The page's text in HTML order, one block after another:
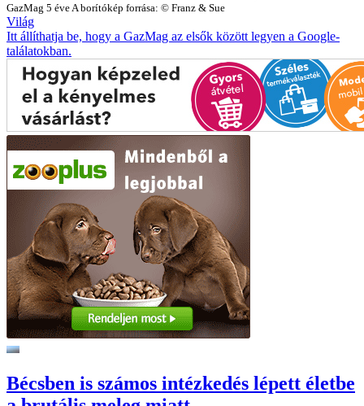
GazMag 5 éve A borítókép forrása: © Franz & Sue
Világ
Itt állíthatja be, hogy a GazMag az elsők között legyen a Google-
találatokban.
Bécsben is számos intézkedés lépett életbe